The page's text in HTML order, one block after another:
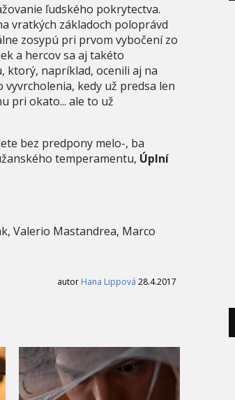
ľudského pokrytectva.
vratkých základoch poloprávd
zosypú pri prvom vybočení zo
a hercov sa aj takéto
ktorý, napríklad, ocenili aj na
kedy už predsa len
pri okato... ale to už
bez predpony melo-, ba
temperamentu, Úplní
Valerio Mastandrea, Marco
autor Hana Lippová 28.4.2017